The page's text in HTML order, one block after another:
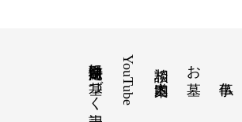
お墓
YouTube
特定商取引法に基づく表記